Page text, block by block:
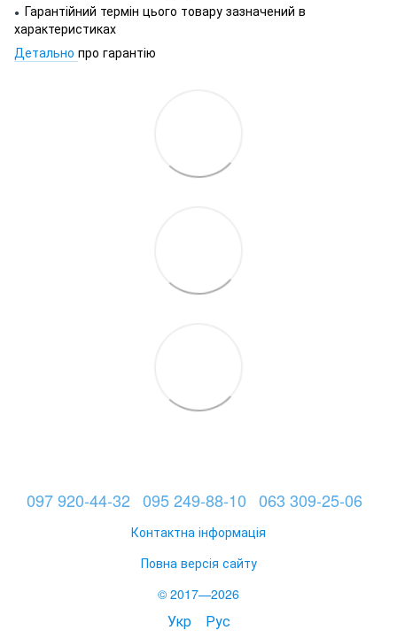
● Гарантійний термін цього товару зазначений в
характеристиках
Детально про гарантію
097 920-44-32 095 249-88-10 063 309-25-06
Контактна інформація
Повна версія сайту
© 2017—2026
Укр Рус